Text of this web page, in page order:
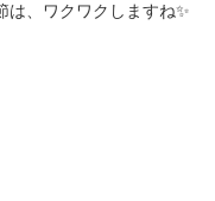
は、ワクワクしますね✨